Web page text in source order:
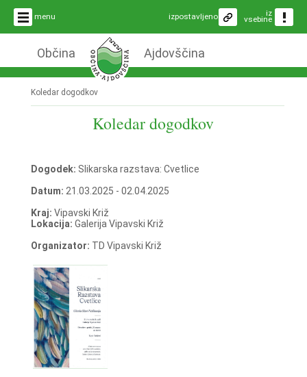
menu iz
vsebine
izpostavljeno
Občina Ajdovščina
Koledar dogodkov
Koledar dogodkov
Dogodek: Slikarska razstava: Cvetlice
Datum: 21.03.2025 - 02.04.2025
Kraj: Vipavski Križ
Lokacija: Galerija Vipavski Križ
Organizator: TD Vipavski Križ